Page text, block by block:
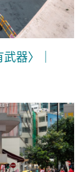
器〉｜